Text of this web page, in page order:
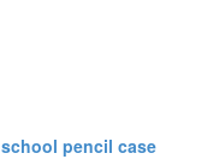
school pencil case